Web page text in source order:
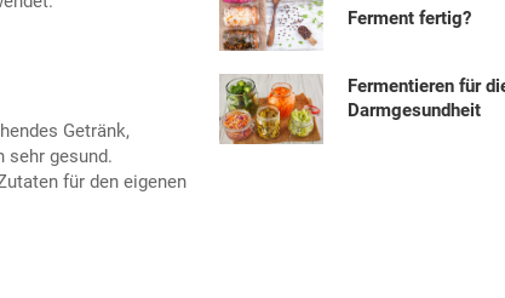
Getränk,
sehr gesund.
für den eigenen
Ferment fertig?
Fermentieren für
Darmgesundheit